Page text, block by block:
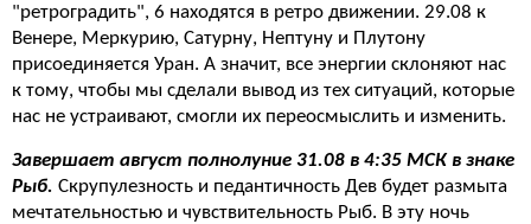
"ретроградить", 6 находятся в ретро движении. 29.08 к
Венере, Меркурию, Сатурну, Нептуну и Плутону
присоединяется Уран. А значит, все энергии склоняют нас
к тому, чтобы мы сделали вывод из тех ситуаций, которые
нас не устраивают, смогли их переосмыслить и изменить.
Завершает август полнолуние 31.08 в 4:35 МСК в знаке
Рыб. Скрупулезность и педантичность Дев будет размыта
мечтательностью и чувствительность Рыб. В эту ночь